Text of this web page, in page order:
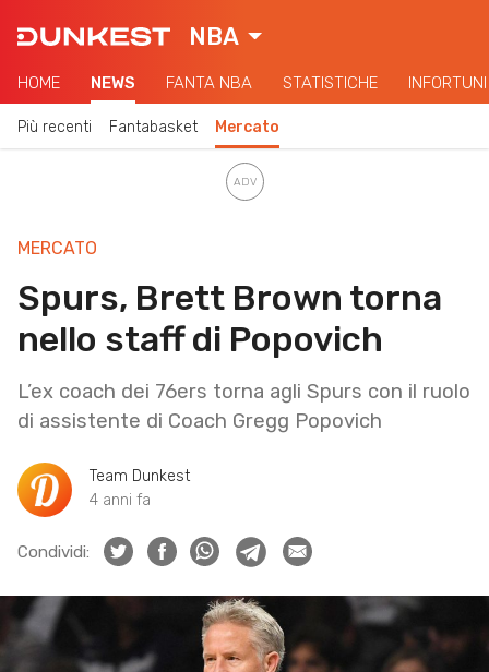
NBA
HOME NEWS FANTA NBA STATISTICHE INFORTUNI
Più recenti Fantabasket Mercato
MERCATO
Spurs, Brett Brown torna
nello staff di Popovich
L’ex coach dei 76ers torna agli Spurs con il ruolo
di assistente di Coach Gregg Popovich
Team Dunkest
4 anni fa
Condividi: